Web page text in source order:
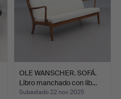
OLE WANSCHER. SOFÁ.
Libro manchado con lib…
Subastado 22 nov 2025